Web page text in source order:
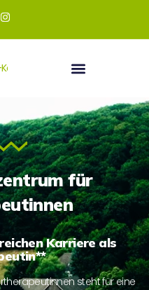
für
Karriere als
steht für eine